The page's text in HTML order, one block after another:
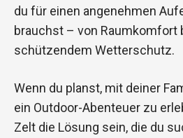
du für einen angenehmen
brauchst – von Raumkomfort
schützendem Wetterschutz.
Wenn du planst, mit deiner
ein Outdoor-Abenteuer zu
Zelt die Lösung sein, die du